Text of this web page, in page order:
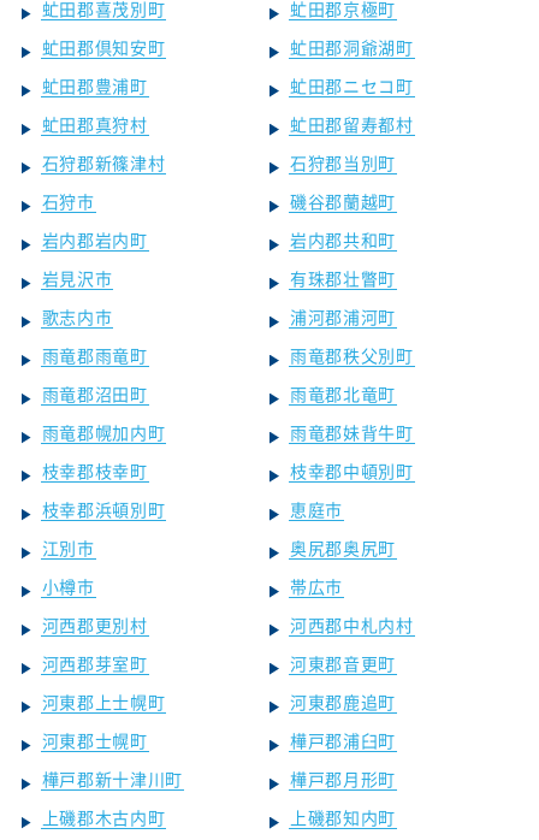
虻田郡喜茂別町
虻田郡京極町
虻田郡倶知安町
虻田郡洞爺湖町
虻田郡豊浦町
虻田郡ニセコ町
虻田郡真狩村
虻田郡留寿都村
石狩郡新篠津村
石狩郡当別町
石狩市
磯谷郡蘭越町
岩内郡岩内町
岩内郡共和町
岩見沢市
有珠郡壮瞥町
歌志内市
浦河郡浦河町
雨竜郡雨竜町
雨竜郡秩父別町
雨竜郡沼田町
雨竜郡北竜町
雨竜郡幌加内町
雨竜郡妹背牛町
枝幸郡枝幸町
枝幸郡中頓別町
枝幸郡浜頓別町
恵庭市
江別市
奥尻郡奥尻町
小樽市
帯広市
河西郡更別村
河西郡中札内村
河西郡芽室町
河東郡音更町
河東郡上士幌町
河東郡鹿追町
河東郡士幌町
樺戸郡浦臼町
樺戸郡新十津川町
樺戸郡月形町
上磯郡木古内町
上磯郡知内町